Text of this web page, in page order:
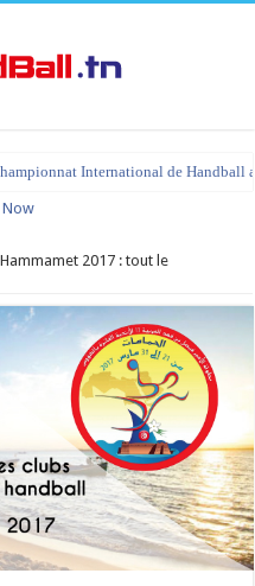
International de Handball
: programme et liste des joueurs
2017 : tout le